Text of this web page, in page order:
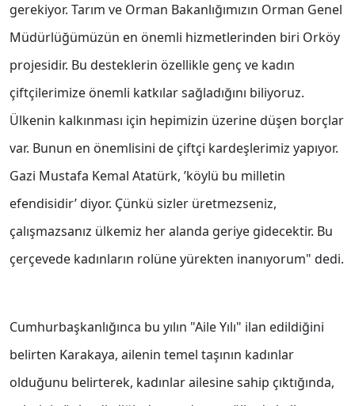
gerekiyor. Tarım ve Orman Bakanlığımızın Orman Genel
Müdürlüğümüzün en önemli hizmetlerinden biri Orköy
projesidir. Bu desteklerin özellikle genç ve kadın
çiftçilerimize önemli katkılar sağladığını biliyoruz.
Ülkenin kalkınması için hepimizin üzerine düşen borçlar
var. Bunun en önemlisini de çiftçi kardeşlerimiz yapıyor.
Gazi Mustafa Kemal Atatürk, ’köylü bu milletin
efendisidir’ diyor. Çünkü sizler üretmezseniz,
çalışmazsanız ülkemiz her alanda geriye gidecektir. Bu
çerçevede kadınların rolüne yürekten inanıyorum" dedi.
Cumhurbaşkanlığınca bu yılın "Aile Yılı" ilan edildiğini
belirten Karakaya, ailenin temel taşının kadınlar
olduğunu belirterek, kadınlar ailesine sahip çıktığında,